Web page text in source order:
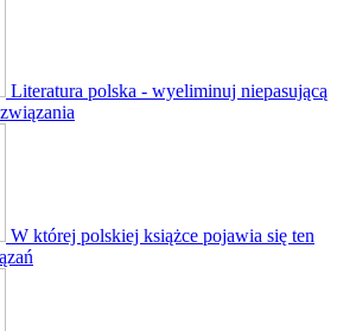
Literatura polska - wyeliminuj niepasującą
W której polskiej książce pojawia się ten